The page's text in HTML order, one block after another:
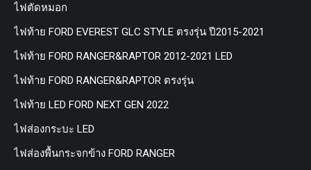
ไฟตัดหมอก
ไฟท้าย FORD EVEREST GLC STYLE ตรงรุ่น ปี2015-2021
ไฟท้าย FORD RANGER&RAPTOR 2012-2021 LED
ไฟท้าย FORD RANGER&RAPTOR ตรงรุ่น
ไฟท้าย LED FORD NEXT GEN 2022
ไฟส่องกระบะ LED
ไฟส่องพื้นกระจกข้าง FORD RANGER